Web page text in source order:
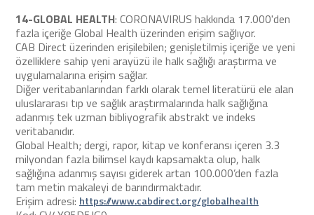
14-GLOBAL HEALTH: CORONAVIRUS hakkında 17.000'den
fazla içeriğe Global Health üzerinden erişim sağlıyor.
CAB Direct üzerinden erişilebilen; genişletilmiş içeriğe ve yeni
özelliklere sahip yeni arayüzü ile halk sağlığı araştırma ve
uygulamalarına erişim sağlar.
Diğer veritabanlarından farklı olarak temel literatürü ele alan
uluslararası tıp ve sağlık araştırmalarında halk sağlığına
adanmış tek uzman bibliyografik abstrakt ve indeks
veritabanıdır.
Global Health; dergi, rapor, kitap ve konferansı içeren 3.3
milyondan fazla bilimsel kaydı kapsamakta olup, halk
sağlığına adanmış sayısı giderek artan 100.000’den fazla
tam metin makaleyi de barındırmaktadır.
Erişim adresi: https://www.cabdirect.org/globalhealth